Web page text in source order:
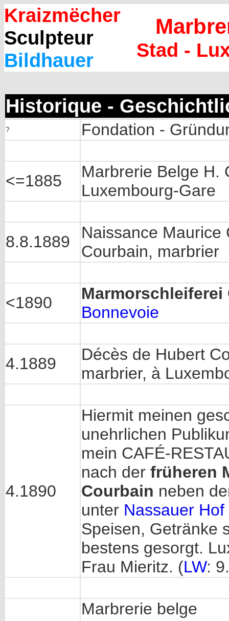
Kraizmëcher
Sculpteur
Bildhauer
Stad -
Historique -
? Fondation -
<=1885
Marbrerie Belge H.
Luxembourg-Gare
8.8.1889
Naissance Maurice
Courbain, marbrier
<1890
Bonnevoie
4.1889
Décès de Hubert
marbrier, à
4.1890
Hiermit meinen
unehrlichen
mein CAFÉ-
nach der früheren
Courbain neben
unter Nassauer Hof
Speisen, Getränke
bestens gesorgt.
Frau Mieritz. (LW:
Marbrerie belge